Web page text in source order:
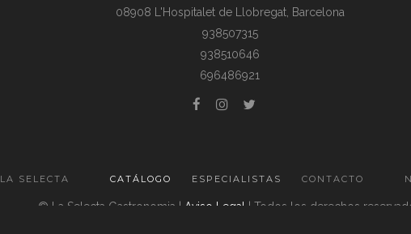
08908 L'Hospitalet de Llobregat, Barcelona
938507315
938510646
696486921
LA SELECTA CATÁLOGO ESPECIALISTAS CONTACTO
© La Selecta Gastronomia | Aviso Legal | Todos los derechos